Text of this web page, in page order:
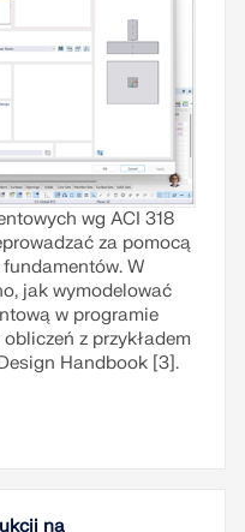
wg ACI 318
za pomocą
W
jak wymodelować
w programie
z przykładem
Handbook [3].
na